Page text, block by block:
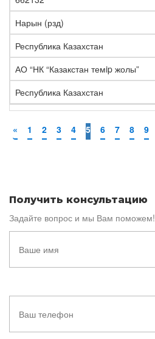
Нарын (рзд)
Республика Казахстан
АО “НК “Казакстан темip жолы”
Республика Казахстан
« 1 2 3 4 5 6 7 8 9
Получить консультацию
Задайте вопрос и мы Вам поможем!